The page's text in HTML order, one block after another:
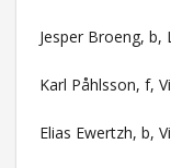
Jesper Broeng, b,
Karl Påhlsson, f,
Elias Ewertzh, b,